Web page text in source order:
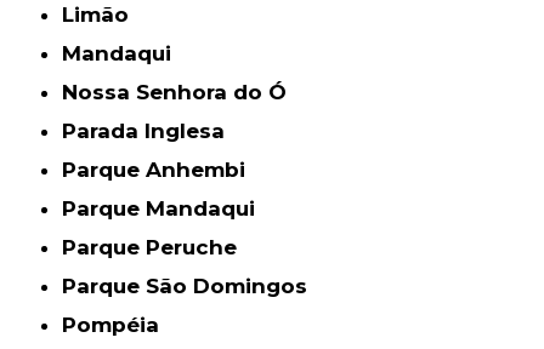
Limão
Mandaqui
Nossa Senhora do Ó
Parada Inglesa
Parque Anhembi
Parque Mandaqui
Parque Peruche
Parque São Domingos
Pompéia